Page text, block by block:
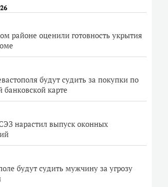
районе оценили готовность укрытия
будут судить за покупки по
карте
нарастил выпуск оконных
будут судить мужчину за угрозу